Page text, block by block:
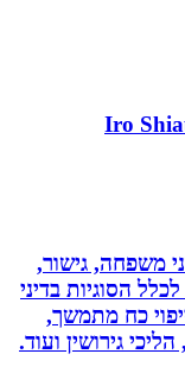
גישור,
בדיני
כח מתמשך,
ועוד.